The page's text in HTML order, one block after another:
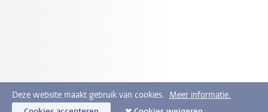
Deze website maakt gebruik van cookies. Meer informatie.